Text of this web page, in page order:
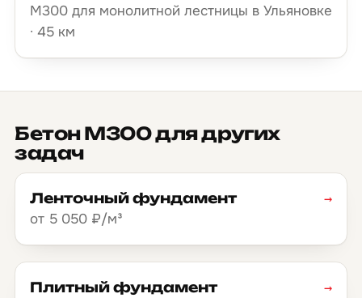
М300 для монолитной лестницы в Ульяновке
· 45 км
Бетон М300 для других
задач
Ленточный фундамент
от 5 050 ₽/м³
→
Плитный фундамент
→